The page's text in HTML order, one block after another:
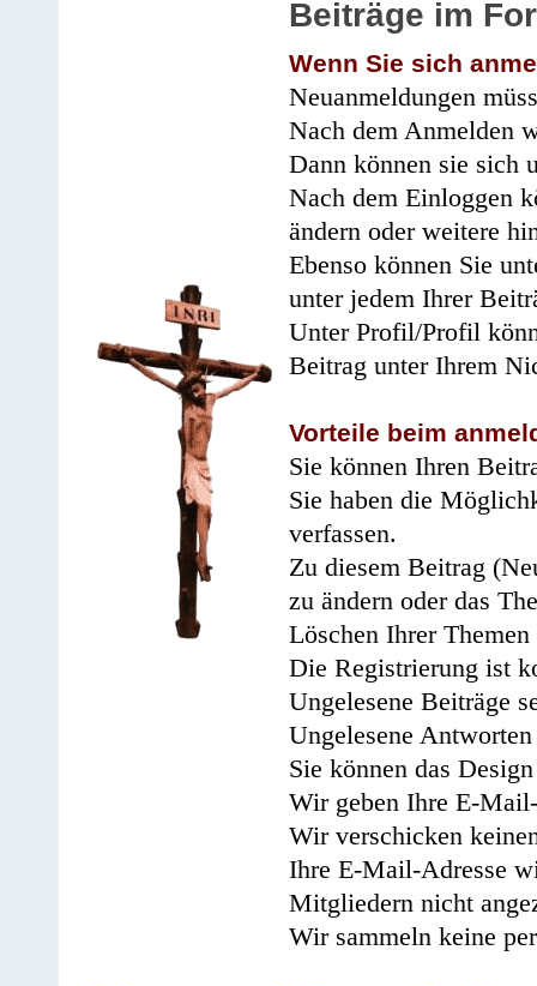
Beiträge im
Wenn Sie sich
Neuanmeldungen
Nach dem Anmelden
Dann können sie sich
Nach dem Einloggen
ändern oder weitere
Ebenso können Sie
unter jedem Ihrer
Unter Profil/Profil
Beitrag unter Ihrem
Vorteile beim
Sie können Ihren
Sie haben die
verfassen.
Zu diesem Beitrag
zu ändern oder das
Löschen Ihrer
Die Registrierung ist
Ungelesene Beiträge
Ungelesene
Sie können das
Wir geben Ihre E-
Wir verschicken
Ihre E-Mail-Adresse
Mitgliedern nicht
Wir sammeln keine